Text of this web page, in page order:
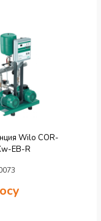
Wilo COR-
EB-R